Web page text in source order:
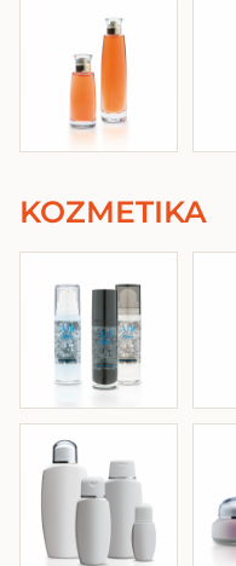
KOZMETIKA